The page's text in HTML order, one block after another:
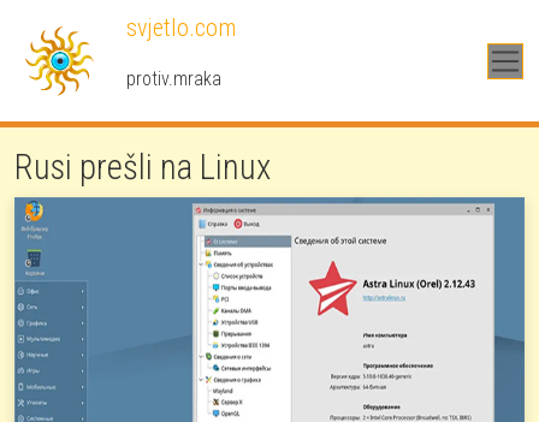
svjetlo.com
protiv.mraka
Rusi prešli na Linux